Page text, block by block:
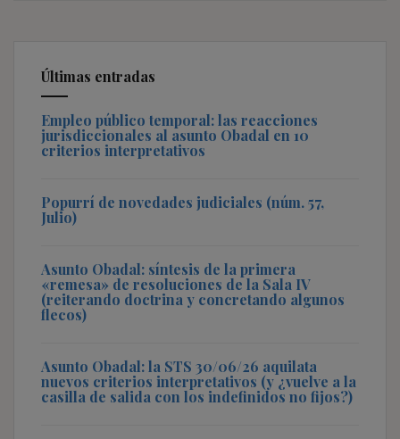
Últimas entradas
Empleo público temporal: las reacciones
jurisdiccionales al asunto Obadal en 10
criterios interpretativos
Popurrí de novedades judiciales (núm. 57,
Julio)
Asunto Obadal: síntesis de la primera
«remesa» de resoluciones de la Sala IV
(reiterando doctrina y concretando algunos
flecos)
Asunto Obadal: la STS 30/06/26 aquilata
nuevos criterios interpretativos (y ¿vuelve a la
casilla de salida con los indefinidos no fijos?)